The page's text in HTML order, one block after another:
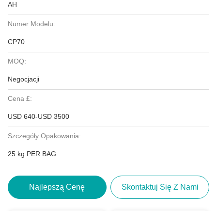
AH
Numer Modelu:
CP70
MOQ:
Negocjacji
Cena £:
USD 640-USD 3500
Szczegóły Opakowania:
25 kg PER BAG
Najlepszą Cenę Skontaktuj Się Z Nami